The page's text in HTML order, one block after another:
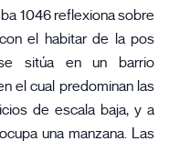
1046 reflexiona sobre
el habitar de la pos
sitúa en un barrio
el cual predominan las
de escala baja, y a
una manzana. Las